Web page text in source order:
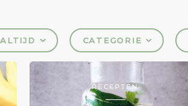
CATEGORIE
RECEPTEN